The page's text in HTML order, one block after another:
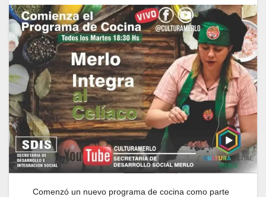
Comenzó un nuevo programa de cocina como parte